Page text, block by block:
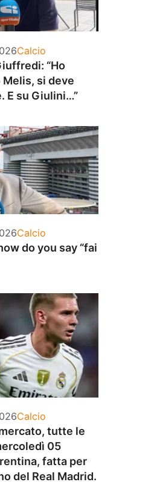
Categorie
Calcio
“Ho
si deve
E su Giulini…”
Categorie
Calcio
do you say “fai
Categorie
Calcio
tutte le
05
fatta per
del Real Madrid.